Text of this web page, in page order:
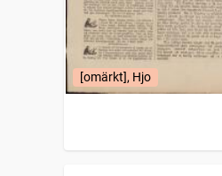
[omärkt], Hjo